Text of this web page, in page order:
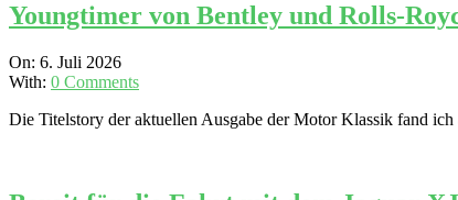
Youngtimer von Bentley und Rolls-
2026-
07-
On: 6. Juli 2026
With: 0 Comments
Die Titelstory der aktuellen Ausgabe der Motor Klassik fand